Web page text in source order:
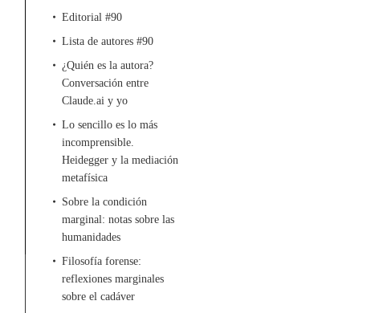
Editorial #90
Lista de autores #90
¿Quién es la autora?
Conversación entre
Claude.ai y yo
Lo sencillo es lo más
incomprensible.
Heidegger y la mediación
metafísica
Sobre la condición
marginal: notas sobre las
humanidades
Filosofía forense:
reflexiones marginales
sobre el cadáver